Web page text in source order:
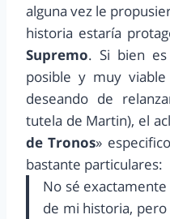
alguna vez le
historia estaría
Supremo. Si bien
posible y muy viable
deseando de
tutela de Martin), el
de Tronos»
bastante particulares:
No sé
de mi historia,